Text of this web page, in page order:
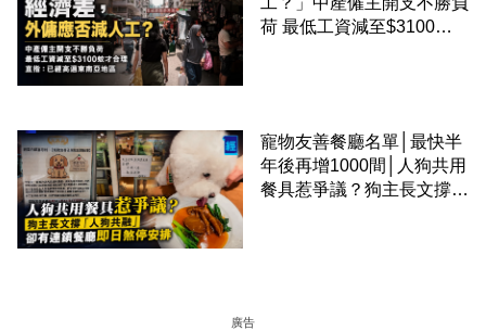
荷 最低工資減至$3100蚊
寵物友善餐廳名單│最快半
年後再增1000間│人狗共用
餐具惹爭議？狗主長文撐
廣告